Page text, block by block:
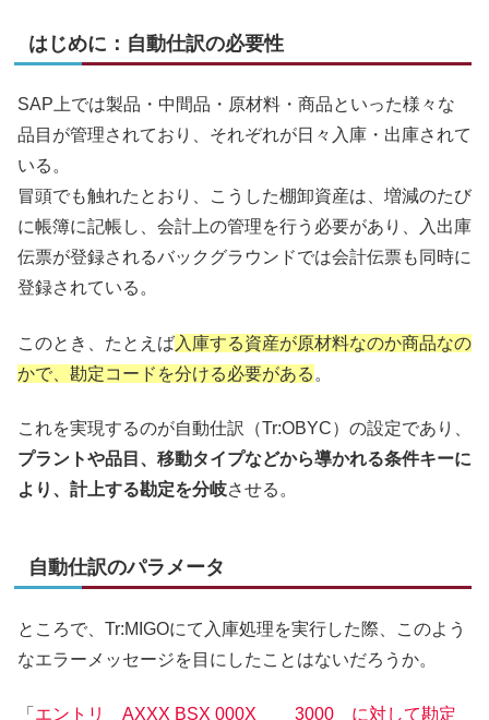
はじめに：自動仕訳の必要性
SAP上では製品・中間品・原材料・商品といった様々な
品目が管理されており、それぞれが日々入庫・出庫されて
いる。
冒頭でも触れたとおり、こうした棚卸資産は、増減のたび
に帳簿に記帳し、会計上の管理を行う必要があり、入出庫
伝票が登録されるバックグラウンドでは会計伝票も同時に
登録されている。
このとき、たとえば入庫する資産が原材料なのか商品なの
かで、勘定コードを分ける必要がある 。
これを実現するのが自動仕訳（Tr:OBYC）の設定であり、
プラントや品目、移動タイプなどから導かれる条件キーに
より、計上する勘定を分岐させる。
自動仕訳のパラメータ
ところで、Tr:MIGOにて入庫処理を実行した際、このよう
なエラーメッセージを目にしたことはないだろうか。
「 エントリ AXXX BSX 000X ___ 3000 に対して勘定